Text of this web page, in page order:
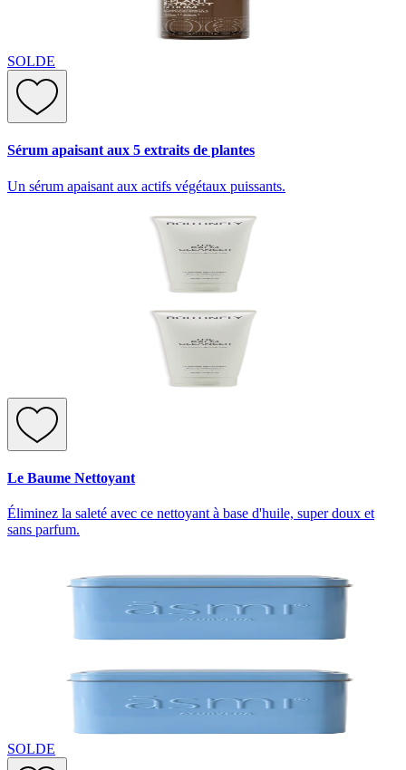
SOLDE
Sérum apaisant aux 5 extraits de plantes
Un sérum apaisant aux actifs végétaux puissants.
Le Baume Nettoyant
Éliminez la saleté avec ce nettoyant à base d'huile, super doux et
sans parfum.
SOLDE